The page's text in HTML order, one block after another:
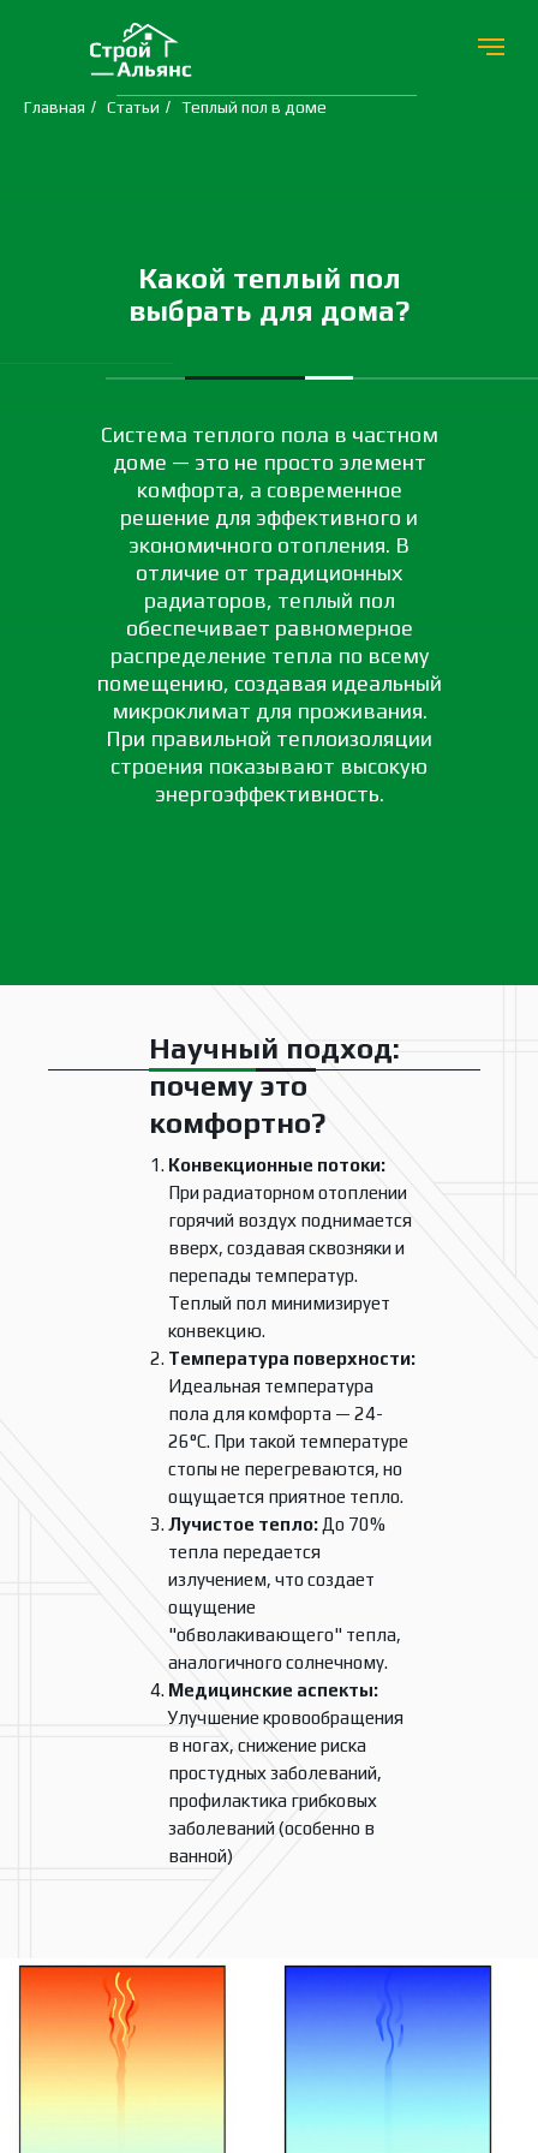
Главная / Статьи / Теплый пол в доме
Какой теплый пол
выбрать для дома?
Система теплого пола в частном
доме — это не просто элемент
комфорта, а современное
решение для эффективного и
экономичного отопления. В
отличие от традиционных
радиаторов, теплый пол
обеспечивает равномерное
распределение тепла по всему
помещению, создавая идеальный
микроклимат для проживания.
При правильной теплоизоляции
строения показывают высокую
энергоэффективность.
Конвекционные потоки:
При радиаторном отоплении
горячий воздух поднимается
вверх, создавая сквозняки и
перепады температур.
Теплый пол минимизирует
конвекцию.
Температура поверхности:
Идеальная температура
пола для комфорта — 24-
26°C. При такой температуре
стопы не перегреваются, но
ощущается приятное тепло.
Лучистое тепло: До 70%
тепла передается
излучением, что создает
ощущение
"обволакивающего" тепла,
аналогичного солнечному.
Медицинские аспекты:
Улучшение кровообращения
в ногах, снижение риска
простудных заболеваний,
профилактика грибковых
заболеваний (особенно в
ванной)
Научный подход:
почему это
комфортно?